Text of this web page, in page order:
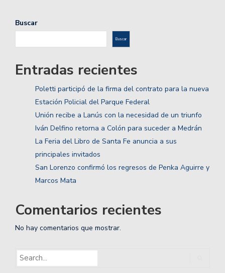
Buscar
Buscar
Entradas recientes
Poletti participó de la firma del contrato para la nueva
Estación Policial del Parque Federal
Unión recibe a Lanús con la necesidad de un triunfo
Iván Delfino retorna a Colón para suceder a Medrán
La Feria del Libro de Santa Fe anuncia a sus
principales invitados
San Lorenzo confirmó los regresos de Penka Aguirre y
Marcos Mata
Comentarios recientes
No hay comentarios que mostrar.